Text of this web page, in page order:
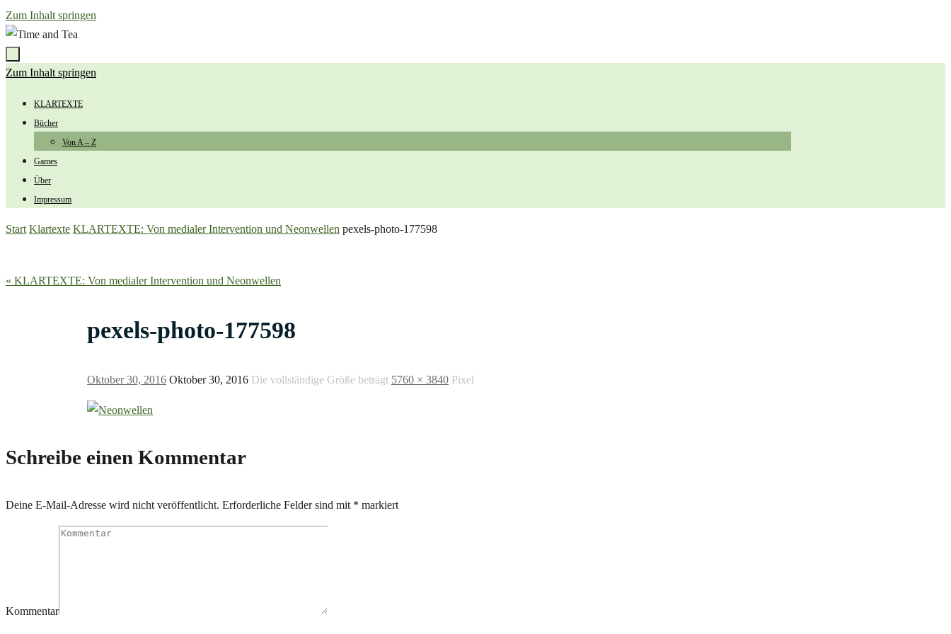
Zum Inhalt springen
Zum Inhalt springen
KLARTEXTE
Bücher
Von A – Z
Games
Über
Impressum
Start Klartexte KLARTEXTE: Von medialer Intervention und Neonwellen pexels-photo-177598
« KLARTEXTE: Von medialer Intervention und Neonwellen
pexels-photo-177598
Oktober 30, 2016 Oktober 30, 2016 Die vollständige Größe beträgt 5760 × 3840 Pixel
Schreibe einen Kommentar
Deine E-Mail-Adresse wird nicht veröffentlicht. Erforderliche Felder sind mit * markiert
Kommentar